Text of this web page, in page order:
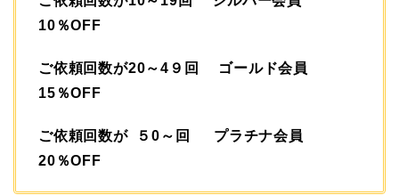
10％OFF
ご依頼回数が20～4９回 ゴールド会員
15％OFF
ご依頼回数が ５0～回 プラチナ会員
20％OFF